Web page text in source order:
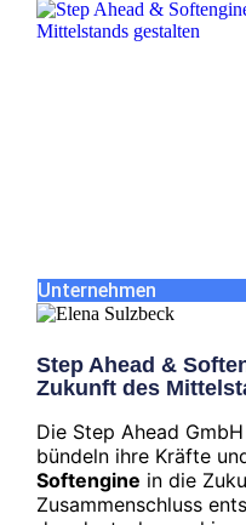
Unternehmen
Step Ahead &
Zukunft des
Die Step Ahead
bündeln ihre Kräfte
Softengine in die
Zusammenschluss